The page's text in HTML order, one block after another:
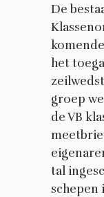
De
het
groep
de VB
tal
schepen